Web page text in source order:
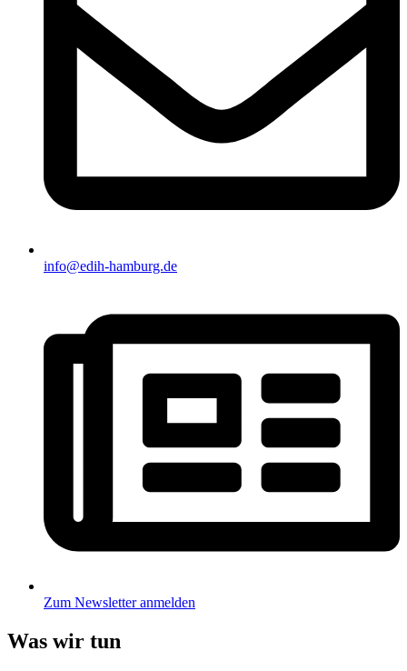
info@edih-hamburg.de
Zum Newsletter anmelden
Was wir tun